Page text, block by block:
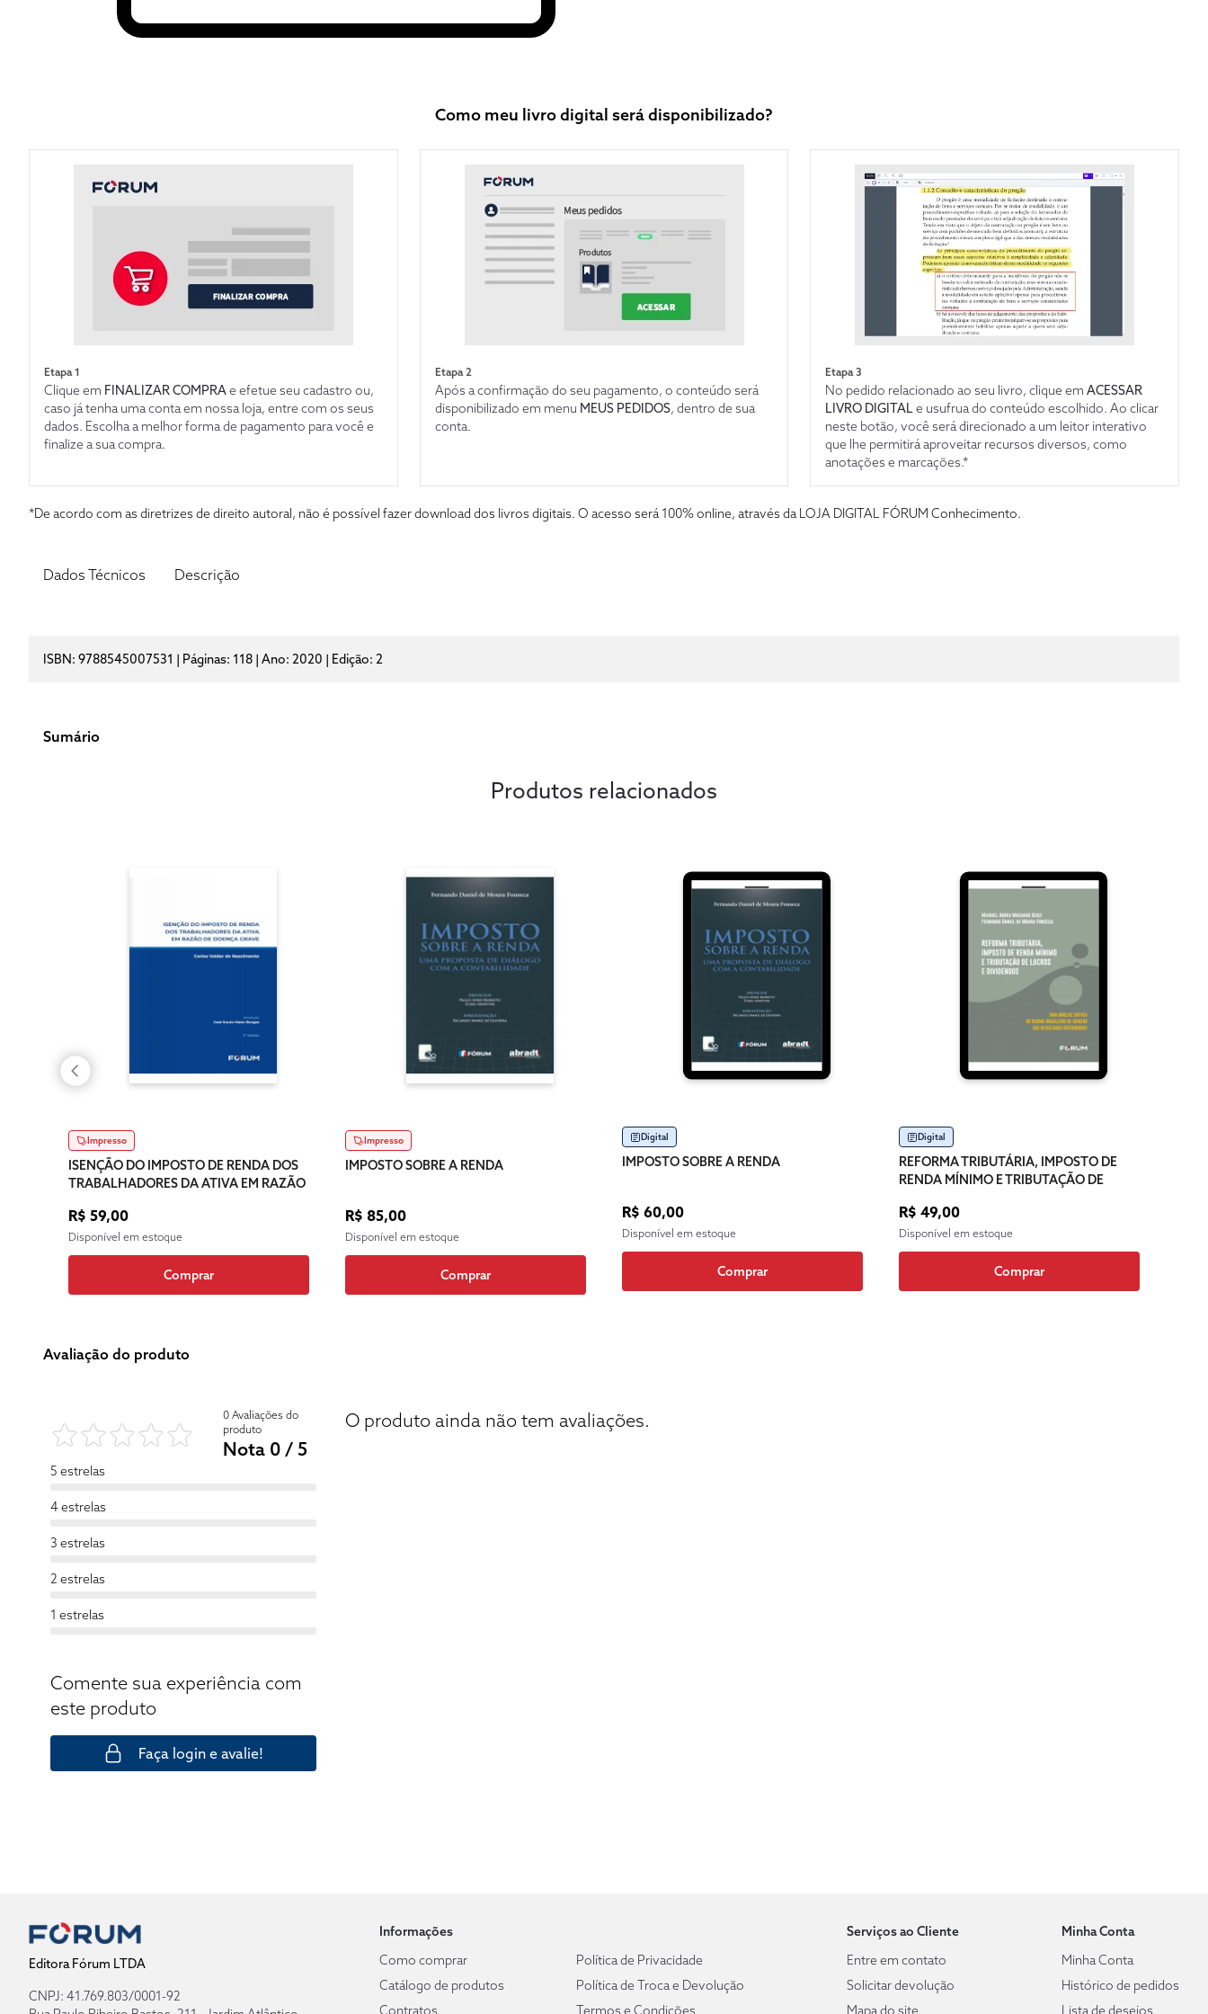
Como meu livro digital será disponibilizado?
Etapa 1
Clique em FINALIZAR COMPRAe efetue seu cadastro ou,
caso já tenha uma conta em nossa loja, entre com os seus
dados. Escolha a melhor forma de pagamento para você e
finalize a sua compra.
Etapa 2
Após a confirmação do seu pagamento, o conteúdo será
disponibilizado em menu MEUS PEDIDOS, dentro de sua
conta.
Etapa 3
No pedido relacionado ao seu livro, clique emACESSAR
LIVRO DIGITALe usufrua do conteúdo escolhido. Ao clicar
neste botão, você será direcionado a um leitor interativo
que lhe permitirá aproveitar recursos diversos, como
anotações e marcações.*
*De acordo com as diretrizes de direito autoral, não é possível fazer download dos livros digitais. O acesso será 100% online, através da LOJA DIGITAL FÓRUM Conhecimento.
Dados Técnicos Descrição
ISBN: 9788545007531 | Páginas: 118 | Ano: 2020 | Edição: 2
Sumário
Produtos relacionados
Impresso
ISENÇÃO DO IMPOSTO DE RENDA DOS
TRABALHADORES DA ATIVA EM RAZÃO
R$ 59,00
Disponível em estoque
Comprar
Impresso
IMPOSTO SOBRE A RENDA
R$ 85,00
Disponível em estoque
Comprar
Digital
IMPOSTO SOBRE A RENDA
R$ 60,00
Disponível em estoque
Comprar
Digital
REFORMA TRIBUTÁRIA, IMPOSTO DE
RENDA MÍNIMO E TRIBUTAÇÃO DE
R$ 49,00
Disponível em estoque
Comprar
Avaliação do produto
0 Avaliações do
produto
Nota 0 / 5
5 estrelas
4 estrelas
3 estrelas
2 estrelas
1 estrelas
Comente sua experiência com
este produto
Faça login e avalie!
O produto ainda não tem avaliações.
Editora Fórum LTDA
CNPJ: 41.769.803/0001-92
Informações
Como comprar
Catálogo de produtos
Contratos
Política de Privacidade
Política de Troca e Devolução
Termos e Condições
Serviços ao Cliente
Entre em contato
Solicitar devolução
Mapa do site
Minha Conta
Minha Conta
Histórico de pedidos
Lista de desejos